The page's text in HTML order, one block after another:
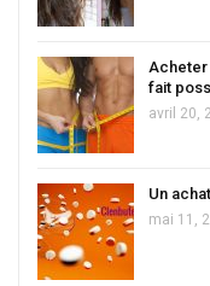
Acheter
fait
avril 20,
Un
mai 11,